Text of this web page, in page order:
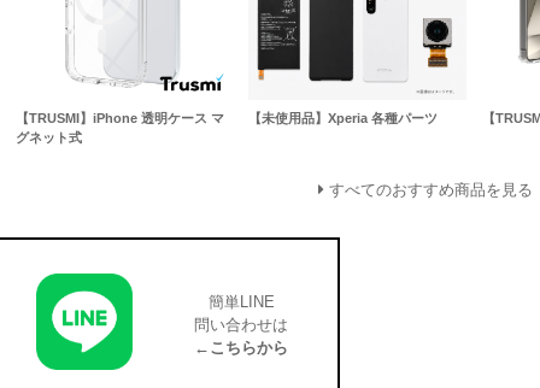
【TRUSMI】iPhone 透明ケース マ
グネット式
【未使用品】Xperia 各種パーツ 【
すべてのおすすめ商品を見る
簡単LINE
問い合わせは
←こちらから